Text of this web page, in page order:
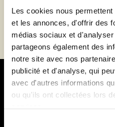
Les cookies nous
et les annonces, d'offrir des
médias sociaux et
partageons également des
notre site avec nos
publicité et d'analyse, qui
avec d'autres informations
ou qu'ils ont collectées lors